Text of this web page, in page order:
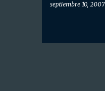
septiembre 10, 2007